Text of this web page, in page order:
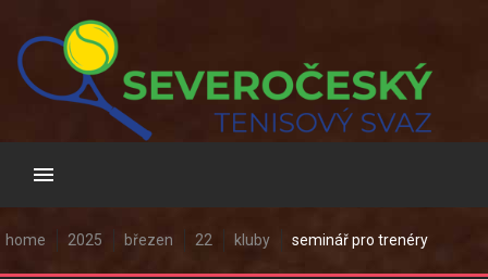
content
home 2025 březen 22 kluby seminář pro trenéry